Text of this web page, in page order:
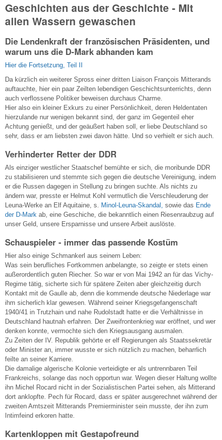
Geschichten aus der Geschichte - Mit
allen Wassern gewaschen
Die Lendenkraft der französischen Präsidenten, und
warum uns die D-Mark abhanden kam
Hier die Fortsetzung, Teil II
Da kürzlich ein weiterer Spross einer dritten Liaison François Mitterands
auftauchte, hier ein paar Zeilten lebendigen Geschichtsunterrichts, denn
auch verflossene Politiker beweisen durchaus Charme.
Hier also ein kleiner Exkurs zu einer Persönlichkeit, deren Heldentaten
hierzulande nur wenigen bekannt sind, der ganz im Gegenteil eher
Achtung genießt, und der geäußert haben soll, er liebe Deutschland so
sehr, dass er am liebsten zwei davon hätte. Und so verhielt er sich auch.
Verhinderter Retter der DDR
Als einziger westlicher Staatschef bemühte er sich, die moribunde DDR
zu stabilisieren und stemmte sich gegen die deutsche Vereinigung, indem
er die Russen dagegen in Stellung zu bringen suchte. Als nichts zu
ändern war, presste er Helmut Kohl vermutlich die Verschleuderung der
Leuna-Werke an Elf Aquitaine, s.
Minol-Leuna-Skandal, sowie das Ende
der D-Mark ab, eine Geschiche, die bekanntlich einen Riesenraubzug auf
unser Geld, unsere Ersparnisse und unsere Arbeit auslöste.
Schauspieler - immer das passende Kostüm
Hier also einige Schmankerl aus seinem Leben:
Was sein berufliches Fortkommen anbelangte, so zeigte er stets einen
außerordentlich guten Riecher. So war er von Mai 1942 an für das Vichy-
Regime tätig, sicherte sich für spätere Zeiten aber gleichzeitig durch
Kontakt mit de Gaulle ab, denn die kommende deutsche Niederlage war
ihm sicherlich klar gewesen. Während seiner Kriegsgefangenschaft
1940/41 in Trutzhain und nahe Rudolstadt hatte er die Verhältnisse in
Deutschland hautnah erfahren. Der Zweifrontenkrieg war eröffnet, und wer
denken konnte, vermochte sich den Kriegsausgang ausmalen.
Zu Zeiten der IV. Republik gehörte er elf Regierungen als Staatssekretär
oder Minister an, immer wusste er sich nützlich zu machen, beharrlich
feilte an seiner Karriere.
Die damalige algerische Kolonie verteidigte er als untrennbaren Teil
Frankreichs, solange das noch opportun war. Wegen dieser Haltung wollte
ihn Michel Rocard nicht in der Sozialistischen Partei sehen, als Mitterand
dort anklopfte. Pech für Rocard, dass er später ausgerechnet während der
zweiten Amtszeit Mitterands Premierminister sein musste, der ihn zum
Intimfeind erkoren hatte.
Kartenkloppen mit Gestapofreund